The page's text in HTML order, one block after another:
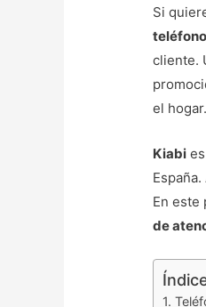
Si
cliente.
el hogar.
Kiabi
En
de